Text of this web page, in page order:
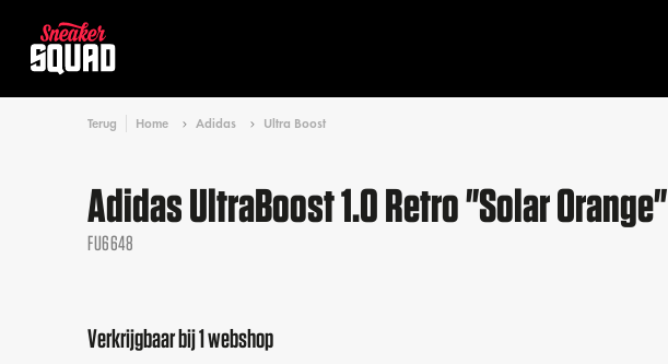
Terug Home Adidas Ultra Boost
Adidas UltraBoost 1.0 Retro "Solar Orange"
FU6648
Verkrijgbaar bij 1 webshop